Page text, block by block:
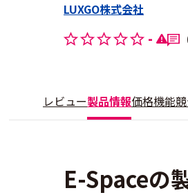
LUXGO株式会社
-
レビュー製品情報価格機能
E-Spaceの